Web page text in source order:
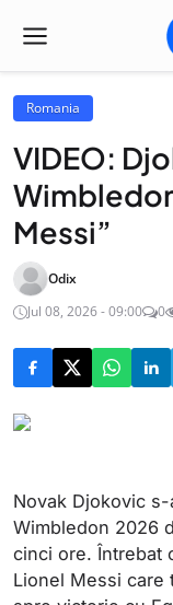
Romania
VIDEO:
Messi”
Odix
Jul 08, 2026 - 09:00
0
Novak Djokovic
Wimbledon 2026
cinci ore. Întrebat
Lionel Messi care